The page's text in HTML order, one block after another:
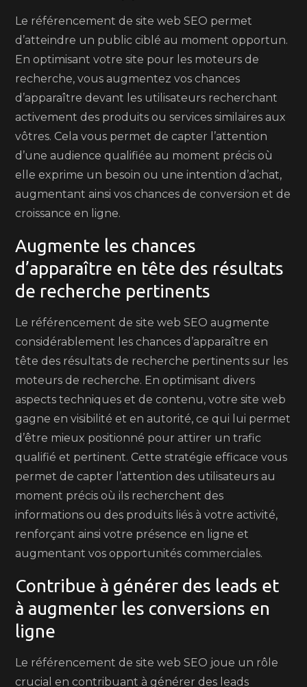
Le référencement de site web SEO permet
d’atteindre un public ciblé au moment opportun.
En optimisant votre site pour les moteurs de
recherche, vous augmentez vos chances
d’apparaître devant les utilisateurs recherchant
activement des produits ou services similaires aux
vôtres. Cela vous permet de capter l’attention
d’une audience qualifiée au moment précis où
elle exprime un besoin ou une intention d’achat,
augmentant ainsi vos chances de conversion et de
croissance en ligne.
Augmente les chances
d’apparaître en tête des résultats
de recherche pertinents
Le référencement de site web SEO augmente
considérablement les chances d’apparaître en
tête des résultats de recherche pertinents sur les
moteurs de recherche. En optimisant divers
aspects techniques et de contenu, votre site web
gagne en visibilité et en autorité, ce qui lui permet
d’être mieux positionné pour attirer un trafic
qualifié et pertinent. Cette stratégie efficace vous
permet de capter l’attention des utilisateurs au
moment précis où ils recherchent des
informations ou des produits liés à votre activité,
renforçant ainsi votre présence en ligne et
augmentant vos opportunités commerciales.
Contribue à générer des leads et
à augmenter les conversions en
ligne
Le référencement de site web SEO joue un rôle
crucial en contribuant à générer des leads